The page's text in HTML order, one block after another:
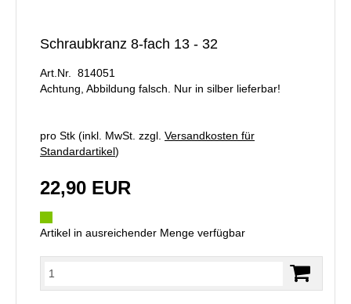
Schraubkranz 8-fach 13 - 32
Art.Nr. 814051
Achtung, Abbildung falsch. Nur in silber lieferbar!
pro Stk (inkl. MwSt. zzgl. Versandkosten für
Standardartikel)
22,90 EUR
Artikel in ausreichender Menge verfügbar